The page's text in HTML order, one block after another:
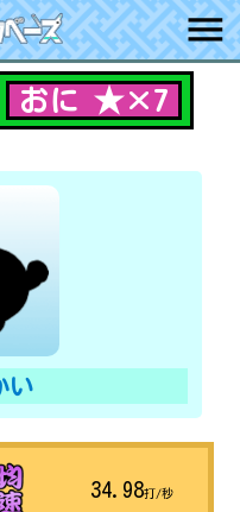
おに ★×7
い
34.98打/秒